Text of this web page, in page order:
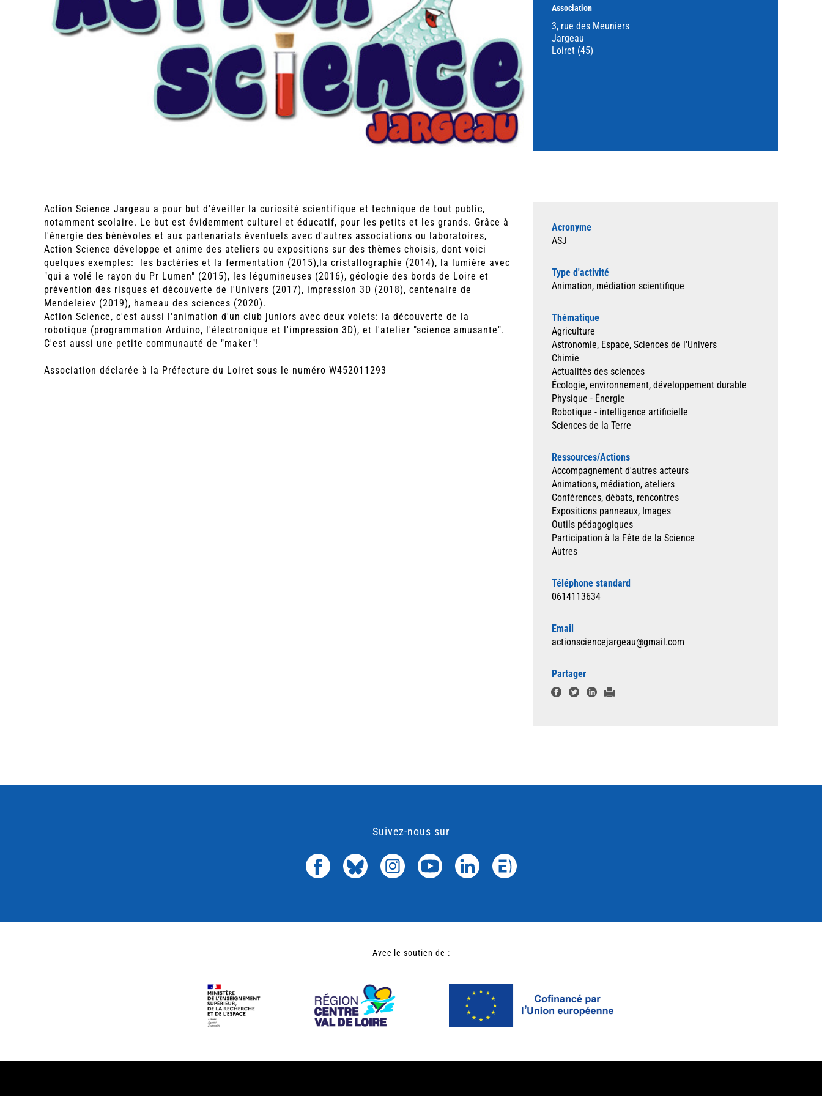
Association
3, rue des Meuniers
Jargeau
Loiret (45)
Action Science Jargeau a pour but d'éveiller la curiosité scientifique et technique de tout public,
notamment scolaire. Le but est évidemment culturel et éducatif, pour les petits et les grands. Grâce à
l'énergie des bénévoles et aux partenariats éventuels avec d'autres associations ou laboratoires,
Action Science développe et anime des ateliers ou expositions sur des thèmes choisis, dont voici
quelques exemples: les bactéries et la fermentation (2015),la cristallographie (2014), la lumière avec
"qui a volé le rayon du Pr Lumen" (2015), les légumineuses (2016), géologie des bords de Loire et
prévention des risques et découverte de l'Univers (2017), impression 3D (2018), centenaire de
Mendeleiev (2019), hameau des sciences (2020).
Action Science, c'est aussi l'animation d'un club juniors avec deux volets: la découverte de la
robotique (programmation Arduino, l'électronique et l'impression 3D), et l'atelier "science amusante".
C'est aussi une petite communauté de "maker"!
Association déclarée à la Préfecture du Loiret sous le numéro W452011293
Acronyme
ASJ
Type d'activité
Animation, médiation scientifique
Thématique
Agriculture
Astronomie, Espace, Sciences de l'Univers
Chimie
Actualités des sciences
Écologie, environnement, développement durable
Physique - Énergie
Robotique - intelligence artificielle
Sciences de la Terre
Ressources/Actions
Accompagnement d'autres acteurs
Animations, médiation, ateliers
Conférences, débats, rencontres
Expositions panneaux, Images
Outils pédagogiques
Participation à la Fête de la Science
Autres
Téléphone standard
0614113634
Email
actionsciencejargeau@gmail.com
Partager
Suivez-nous sur
Avec le soutien de :